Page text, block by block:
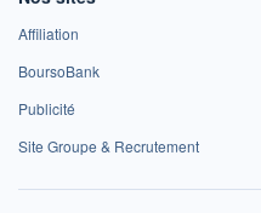
Affiliation
BoursoBank
Publicité
Site Groupe & Recrutement